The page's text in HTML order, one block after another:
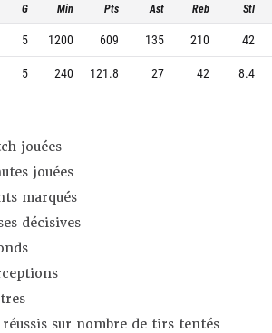
G Min Pts Ast Reb Stl
5 1200 609 135 210 42
5 240 121.8 27 42 8.4
jouées
jouées
marqués
décisives
sur nombre de tirs tentés